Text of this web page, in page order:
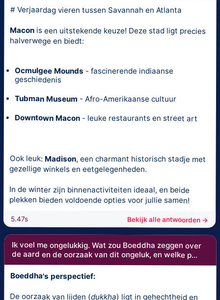
# Verjaardag vieren tussen Savannah en Atlanta
Macon is een uitstekende keuze! Deze stad ligt precies
halverwege en biedt:
Ocmulgee Mounds - fascinerende indiaanse
geschiedenis
Tubman Museum - Afro-Amerikaanse cultuur
Downtown Macon- leuke restaurants en street art
Ook leuk: Madison, een charmant historisch stadje met
gezellige winkels en eetgelegenheden.
In de winter zijn binnenactiviteiten ideaal, en beide
plekken bieden voldoende opties voor jullie samen!
5.47s Bekijk alle antwoorden →
Ik voel me ongelukkig. Wat zou Boeddha zeggen over
de aard en de oorzaak van dit ongeluk, en welke p...
Boeddha's perspectief:
De oorzaak van lijden (dukkha) ligt in gehechtheid en